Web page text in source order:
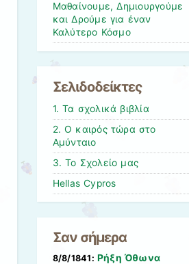
Μαθαίνουμε, Δημιουργούμε
και Δρούμε για έναν
Καλύτερο Κόσμο
Σελιδοδείκτες
1. Τα σχολικά βιβλία
2. Ο καιρός τώρα στο
Αμύνταιο
3. Το Σχολείο μας
Hellas Cypros
Σαν σήμερα
8/8/1841: Ρήξη Όθωνα 